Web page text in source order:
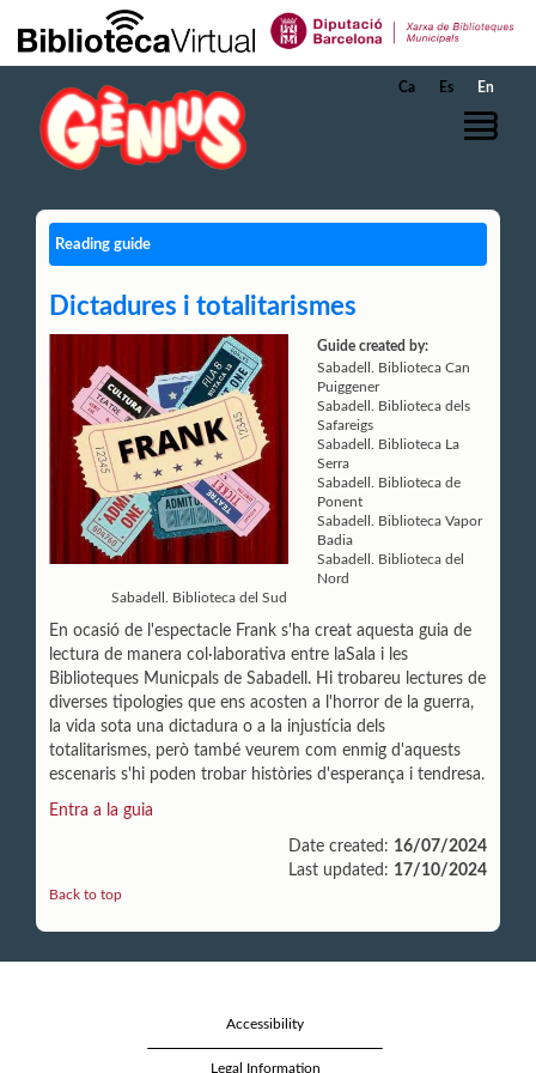
Skip to Main Content
Ca Es En
Reading guide
Dictadures i totalitarismes
Guide created by:
Sabadell. Biblioteca Can
Puiggener
Sabadell. Biblioteca dels
Safareigs
Sabadell. Biblioteca La
Serra
Sabadell. Biblioteca de
Ponent
Sabadell. Biblioteca Vapor
Badia
Sabadell. Biblioteca del
Nord
Sabadell. Biblioteca del Sud
En ocasió de l'espectacle Frank s'ha creat aquesta guia de
lectura de manera col·laborativa entre laSala i les
Biblioteques Municpals de Sabadell. Hi trobareu lectures de
diverses tipologies que ens acosten a l'horror de la guerra,
la vida sota una dictadura o a la injustícia dels
totalitarismes, però també veurem com enmig d'aquests
escenaris s'hi poden trobar històries d'esperança i tendresa.
Entra a la guia
Date created: 16/07/2024
Last updated: 17/10/2024
Back to top
Accessibility
Legal Information